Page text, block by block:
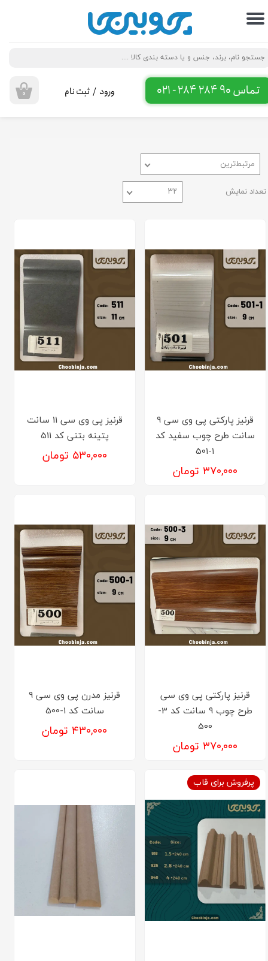
تماس 90 284 284 - 021 ۰ ورود / ثبت نام
حساب کاربری من
تغییر گذر واژه
سفارشات
خروج از حساب کاربری
مرتبط‌ترین
تعداد نمایش ۳۲
قرنیز پارکتی پی وی سی 9
سانت طرح چوب سفید کد
1-501
۳۷۰,۰۰۰ تومان
قرنیز پی وی سی 11 سانت
پتینه بتنی کد 511
۵۳۰,۰۰۰ تومان
قرنیز پارکتی پی وی سی
طرح چوب 9 سانت کد 3-
500
۳۷۰,۰۰۰ تومان
قرنیز مدرن پی وی سی 9
سانت کد 1-500
۴۳۰,۰۰۰ تومان
پرفروش برای قاب